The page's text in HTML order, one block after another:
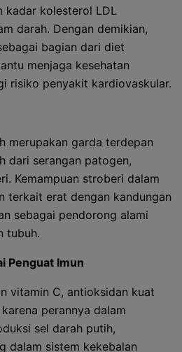
kadar kolesterol LDL
darah. Dengan demikian,
bagian dari diet
menjaga kesehatan
risiko penyakit kardiovaskular.
merupakan garda terdepan
dari serangan patogen,
Kemampuan stroberi dalam
terkait erat dengan kandungan
sebagai pendorong alami
tubuh.
Penguat Imun
vitamin C, antioksidan kuat
perannya dalam
sel darah putih,
dalam sistem kekebalan